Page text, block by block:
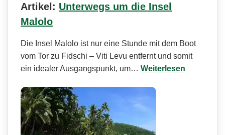
Artikel: Unterwegs um die Insel
Malolo
Die Insel Malolo ist nur eine Stunde mit dem Boot
vom Tor zu Fidschi – Viti Levu entfernt und somit
ein idealer Ausgangspunkt, um… Weiterlesen